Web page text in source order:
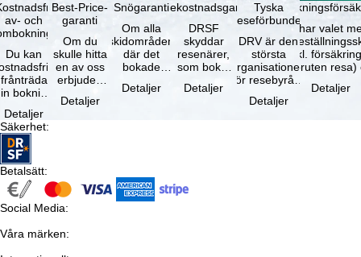
av- och
Du kan
frånträda
bokning
efter
…
Detaljer
Best-Price-
garanti
Om du
skulle hitta
en av oss
erbjuden
samma
Detaljer
Snögaranti
Om alla
skidområden
där det
bokade
gäller –
Detaljer
Resekostnadsgaranti
DRSF
skyddar
resenärer,
som bokat
paketresa
Detaljer
Tyska
reseförbundet
DRV är den
största
organisationen
för resebyråer
researrangörer
Detaljer
Du har valet
(inkl.
avbruten resa)
Detaljer
Säkerhet:
Betalsätt:
Social Media:
Våra märken: